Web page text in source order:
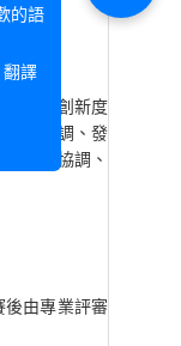
結構、創新度
度、語調、發
組員協調、
後由專業評審
的語
譯